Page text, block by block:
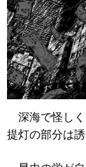
深海で怪しく
提灯の部分は